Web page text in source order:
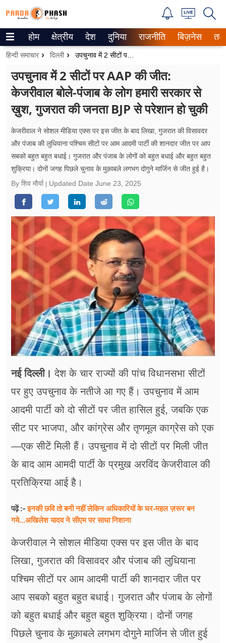
Trending on Google News
वेब स्टोरीज
उत्तर प्रदेश
गैलरी
वीडियो
रिलेशनशिप
जीवन मंत्रा
सेहत
ब्‍यूटी
जॉब्स
शिक्षा
अन्य खबरें
होम क्षेत्रीय देश दुनिया राजनीति बिज़नेस
हिन्दी समाचार दिल्ली
उपचुनाव में 2 सीटों पर AAP की जीत:
केजरीवाल बोले-पंजाब के लोग हमारी सरकार से
ख़ुश, गुजरात की जनता BJP से परेशान हो चुकी
केजरीवाल ने सोशल मीडिया एक्स पर इस जीत के बाद लिखा, गुजरात की विसावदर
और पंजाब की लुधियाना पश्चिम सीटों पर आम आदमी पार्टी की शानदार जीत पर आप
सबको बहुत बहुत बधाई। गुजरात और पंजाब के लोगों को बहुत बधाई और बहुत बहुत
शुक्रिया। दोनों जगह पिछले चुनाव के मुक़ाबले लगभग दोगुने मार्जिन से जीत हुई है।
By शिव मौर्या
Updated Date June 23, 2025
नई दिल्ली। देश के चार राज्यों की पांच विधानसभा सीटों
पर हुए उपचुनाव के नतीजे आ गए हैं। उपचुनाव में आम
आदमी पार्टी को दो सीटों पर जीत हासिल हुई, जबकि एक
सीट पर भाजपा, और कांग्रेस और तृणमूल काग्रेस को एक
—एक सीटें मिली हैं। उपचुनाव में दो सीटों पर मिली जीत
के बाद आम आमदी पार्टी के प्रमुख अरविंद केजरीवाल की
प्रतिक्रिया आई है।
पढ़ें :-इनकी छवि तो बनी नहीं लेकिन अधिकारियों के घर-महल ज़रूर बन
गये...अखिलेश यादव ने सीएम पर साधा​ निशाना
केजरीवाल ने सोशल मीडिया एक्स पर इस जीत के बाद
लिखा, गुजरात की विसावदर और पंजाब की लुधियाना
पश्चिम सीटों पर आम आदमी पार्टी की शानदार जीत पर
आप सबको बहुत बहुत बधाई। गुजरात और पंजाब के लोगों
को बहुत बधाई और बहुत बहुत शुक्रिया। दोनों जगह
पिछले चुनाव के मुक़ाबले लगभग दोगुने मार्जिन से जीत हुई